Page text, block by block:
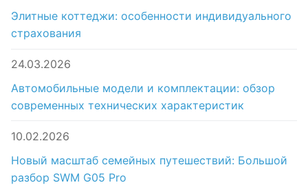
Элитные коттеджи: особенности индивидуального
страхования
24.03.2026
Автомобильные модели и комплектации: обзор
современных технических характеристик
10.02.2026
Новый масштаб семейных путешествий: Большой
разбор SWM G05 Pro